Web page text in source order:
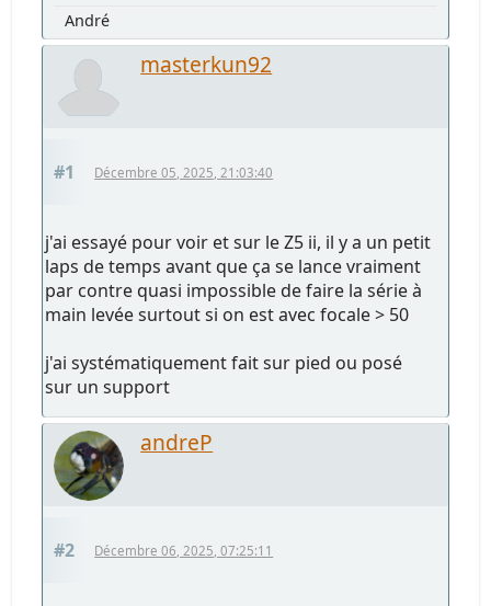
André
masterkun92
#1 Décembre 05, 2025, 21:03:40
j'ai essayé pour voir et sur le Z5 ii, il y a un petit
laps de temps avant que ça se lance vraiment
par contre quasi impossible de faire la série à
main levée surtout si on est avec focale > 50
j'ai systématiquement fait sur pied ou posé
sur un support
andreP
#2 Décembre 06, 2025, 07:25:11